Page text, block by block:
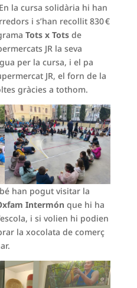
la cursa solidària hi han
i s’han recollit 830 €
Tots x Tots de
JR la seva
per la cursa, i el pa
JR, el forn de la
gràcies a tothom.
han pogut visitar la
Intermón que hi ha
i si volien hi podien
la xocolata de comerç